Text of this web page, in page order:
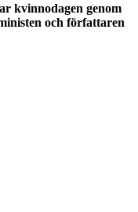
kvinnodagen genom
och författaren